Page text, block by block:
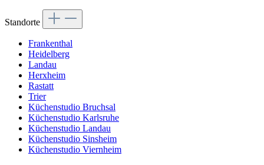
Standorte
Frankenthal
Heidelberg
Landau
Herxheim
Rastatt
Trier
Küchenstudio Bruchsal
Küchenstudio Karlsruhe
Küchenstudio Landau
Küchenstudio Sinsheim
Küchenstudio Viernheim